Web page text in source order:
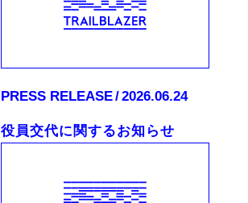
PRESS RELEASE 2026.06.24
役員交代に関するお知らせ